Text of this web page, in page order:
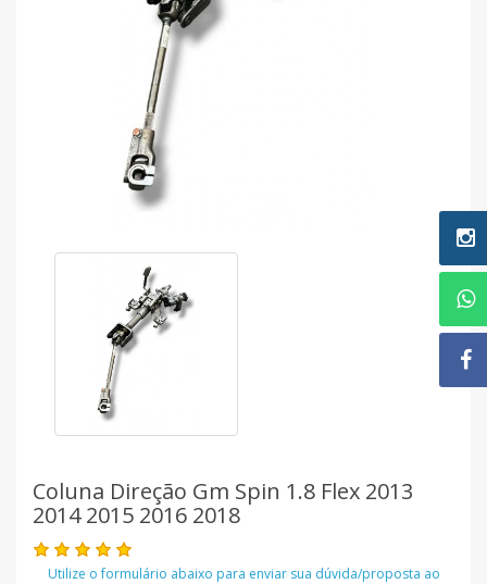
Coluna Direção Gm Spin 1.8 Flex 2013
2014 2015 2016 2018
Utilize o formulário abaixo para enviar sua dúvida/proposta ao